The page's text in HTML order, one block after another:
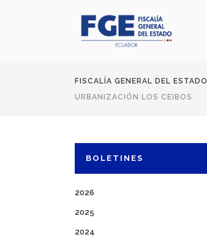
FISCALÍA GENERAL DEL ESTADO
URBANIZACIÓN LOS CEIBOS
BOLETINES
2026
2025
2024